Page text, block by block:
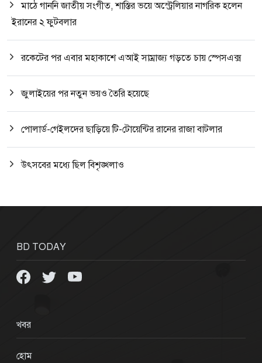
মাঠে গাননি জাতীয় সংগীত, শাস্তির ভয়ে অস্ট্রেলিয়ার নাগরিক হলেন
ইরানের ২ ফুটবলার
রকেটের পর এবার মহাকাশে এআই সাম্রাজ্য গড়তে চায় স্পেসএক্স
জুলাইয়ের পর নতুন ভয়ও তৈরি হয়েছে
পোলার্ড-গেইলদের ছাড়িয়ে টি-টোয়েন্টির রানের রাজা বাটলার
উৎসবের মধ্যে ছিল বিশৃঙ্খলাও
BD TODAY
খবর
হোম